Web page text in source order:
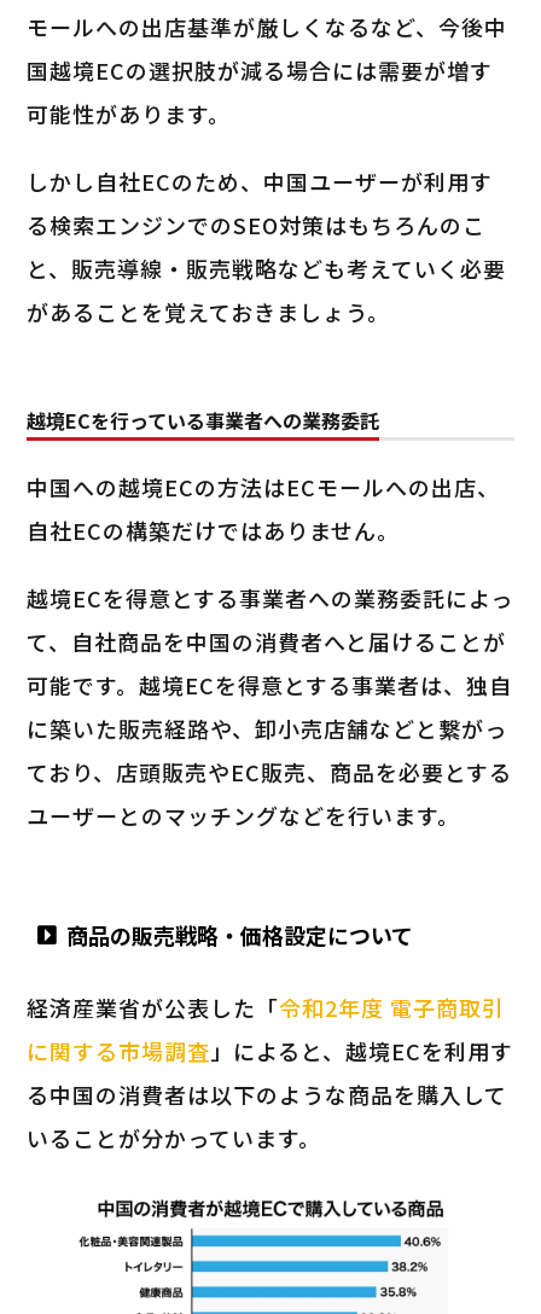
モールへの出店基準が厳しくなるなど、今後中
国越境ECの選択肢が減る場合には需要が増す
可能性があります。
しかし自社ECのため、中国ユーザーが利用す
る検索エンジンでのSEO対策はもちろんのこ
と、販売導線・販売戦略なども考えていく必要
があることを覚えておきましょう。
越境ECを行っている事業者への業務委託
中国への越境ECの方法はECモールへの出店、
自社ECの構築だけではありません。
越境ECを得意とする事業者への業務委託によっ
て、自社商品を中国の消費者へと届けることが
可能です。越境ECを得意とする事業者は、独自
に築いた販売経路や、卸小売店舗などと繋がっ
ており、店頭販売やEC販売、商品を必要とする
ユーザーとのマッチングなどを行います。
商品の販売戦略・価格設定について
経済産業省が公表した「令和2年度 電子商取引
に関する市場調査 」によると、越境ECを利用す
る中国の消費者は以下のような商品を購入して
いることが分かっています。